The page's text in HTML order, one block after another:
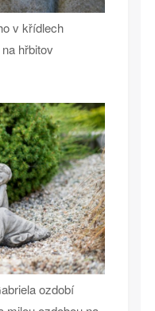
v křídlech
hřbitov
ozdobí